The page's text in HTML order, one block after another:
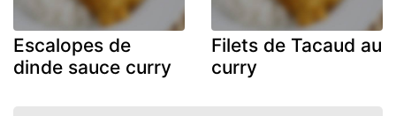
Escalopes de
dinde sauce curry
Filets de Tacaud au
curry